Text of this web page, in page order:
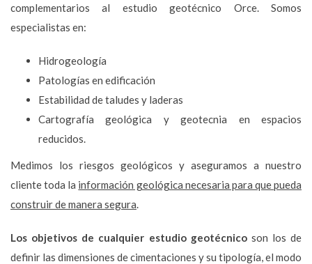
complementarios al estudio geotécnico Orce. Somos
especialistas en:
Hidrogeología
Patologías en edificación
Estabilidad de taludes y laderas
Cartografía geológica y geotecnia en espacios
reducidos.
Medimos los riesgos geológicos y aseguramos a nuestro
cliente toda la información geológica necesaria para que pueda
construir de manera segura.
Los objetivos de cualquier estudio geotécnicoson los de
definir las dimensiones de cimentaciones y su tipología, el modo